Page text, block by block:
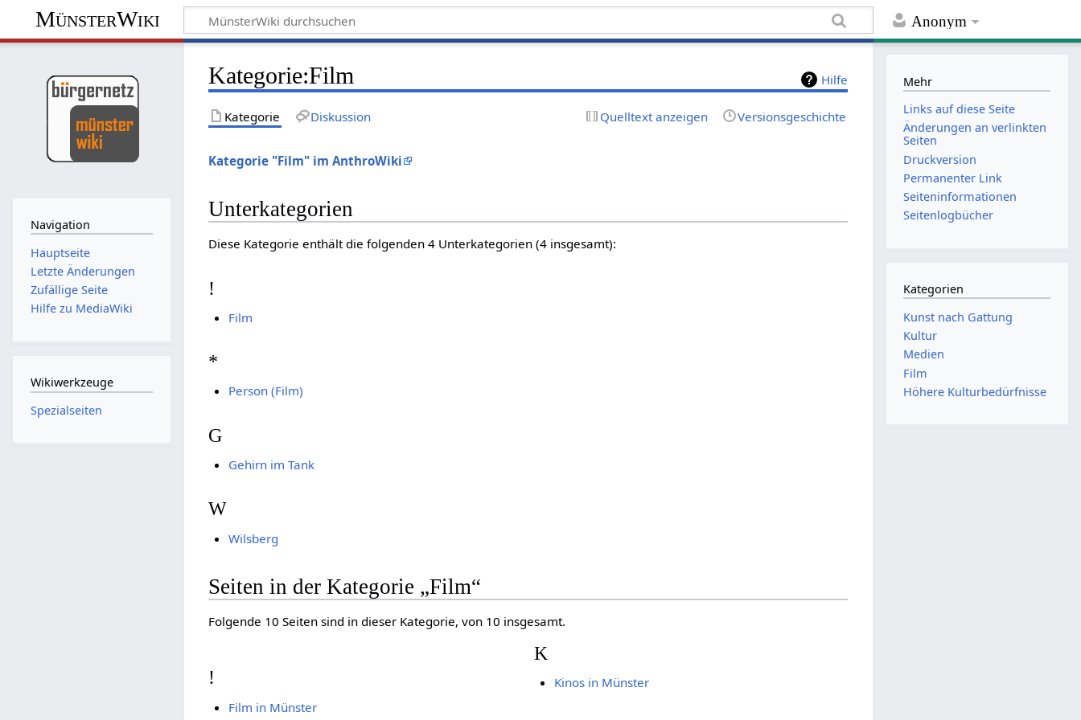
Anonym
MünsterWiki
Hilfe
Kategorie:Film
Kategorie Diskussion Quelltext anzeigen Versionsgeschichte
Kategorie "Film" im AnthroWiki
Unterkategorien
Diese Kategorie enthält die folgenden 4 Unterkategorien (4 insgesamt):
!
Film
*
Person (Film)
G
Gehirn im Tank
W
Wilsberg
Seiten in der Kategorie „Film“
Folgende 10 Seiten sind in dieser Kategorie, von 10 insgesamt.
!
Film in Münster
K
Kinos in Münster
Navigation
Hauptseite
Letzte Änderungen
Zufällige Seite
Hilfe zu MediaWiki
Wikiwerkzeuge
Spezialseiten
Mehr
Links auf diese Seite
Änderungen an verlinkten
Seiten
Druckversion
Permanenter Link
Seiten­informationen
Seitenlogbücher
Kategorien
Kunst nach Gattung
Kultur
Medien
Film
Höhere Kulturbedürfnisse